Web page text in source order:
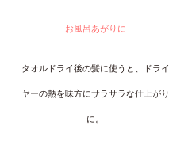
お風呂あがりに
タオルドライ後の髪に使うと、ドライ
ヤーの熱を味方にサラサラな仕上がり
に。